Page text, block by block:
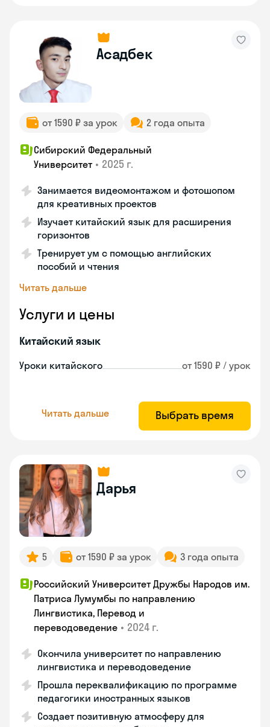
Асадбек
от 1590 ₽ за урок 2 года опыта
Сибирский Федеральный
Университет • 2025 г.
Занимается видеомонтажом и фотошопом
для креативных проектов
Изучает китайский язык для расширения
горизонтов
Тренирует ум с помощью английских
пособий и чтения
Читать дальше
Услуги и цены
Китайский язык
Уроки китайского от 1590 ₽ / урок
Читать дальше Выбрать время
Дарья
5 от 1590 ₽ за урок 3 года опыта
Российский Университет Дружбы Народов им.
Патриса Лумумбы по направлению
Лингвистика, Перевод и
переводоведение • 2024 г.
Окончила университет по направлению
лингвистика и переводоведение
Прошла переквалификацию по программе
педагогики иностранных языков
Создает позитивную атмосферу для